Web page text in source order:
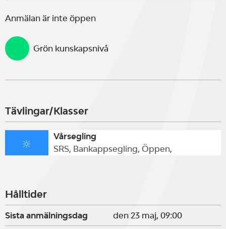
Anmälan är inte öppen
Grön kunskapsnivå
Tävlingar/Klasser
Vårsegling
SRS, Bankappsegling, Öppen,
Hålltider
Sista anmälningsdag den 23 maj, 09:00